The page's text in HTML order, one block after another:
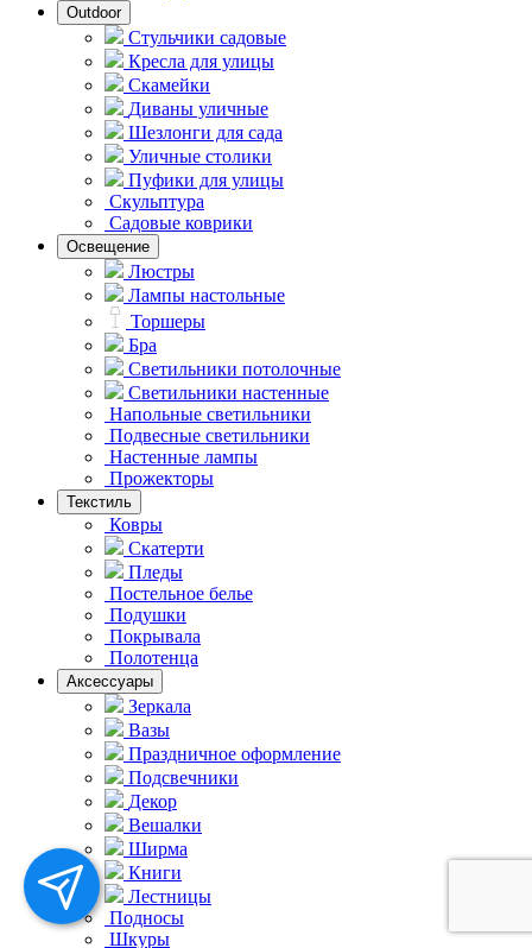
Outdoor
Стульчики садовые
Кресла для улицы
Скамейки
Диваны уличные
Шезлонги для сада
Уличные столики
Пуфики для улицы
Скульптура
Садовые коврики
Освещение
Люстры
Лампы настольные
Торшеры
Бра
Светильники потолочные
Светильники настенные
Напольные светильники
Подвесные светильники
Hастенные лампы
Прожекторы
Текстиль
Ковры
Скатерти
Пледы
Постельное белье
Подушки
Покрывала
Полотенца
Аксессуары
Зеркала
Вазы
Праздничное оформление
Подсвечники
Декор
Вешалки
Ширма
Книги
Лестницы
Подносы
Шкуры